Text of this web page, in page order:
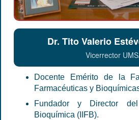
Dr. Tito Valerio
Vicerrector
Docente Emérito de la
Farmacéuticas y
Fundador y Director
Bioquímica (IIFB).